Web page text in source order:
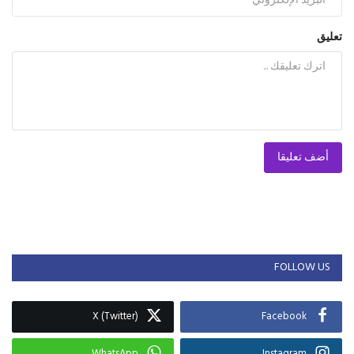
تعليق
أضف تعليقا
FOLLOW US
Facebook
X (Twitter)